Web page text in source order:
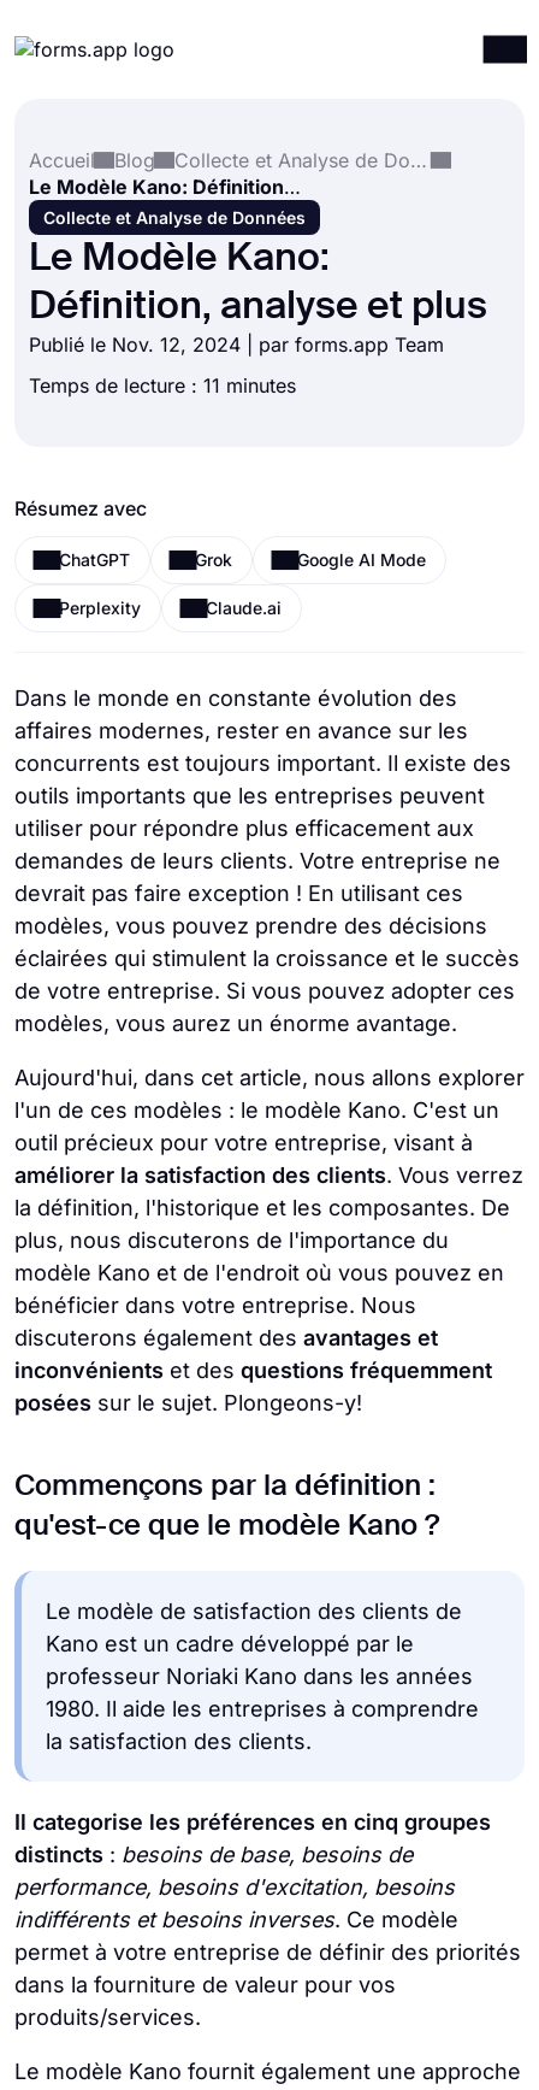
Intégrations
Modèles
Ressources
Tarification
Accueil
Blog
Collecte et Analyse de Données
Le Modèle Kano: Définition, analyse et plus
Collecte et Analyse de Données
Le Modèle Kano:
Définition, analyse et plus
Publié le Nov. 12, 2024 | par forms.app Team
Temps de lecture : 11 minutes
Résumez avec
ChatGPT Grok Google AI Mode
Perplexity Claude.ai
Dans le monde en constante évolution des
affaires modernes, rester en avance sur les
concurrents est toujours important. Il existe des
outils importants que les entreprises peuvent
utiliser pour répondre plus efficacement aux
demandes de leurs clients. Votre entreprise ne
devrait pas faire exception ! En utilisant ces
modèles, vous pouvez prendre des décisions
éclairées qui stimulent la croissance et le succès
de votre entreprise. Si vous pouvez adopter ces
modèles, vous aurez un énorme avantage.
Aujourd'hui, dans cet article, nous allons explorer
l'un de ces modèles : le modèle Kano. C'est un
outil précieux pour votre entreprise, visant à
améliorer la satisfaction des clients. Vous verrez
la définition, l'historique et les composantes. De
plus, nous discuterons de l'importance du
modèle Kano et de l'endroit où vous pouvez en
bénéficier dans votre entreprise. Nous
discuterons également des avantages et
inconvénients et des questions fréquemment
posées sur le sujet. Plongeons-y!
Commençons par la définition :
qu'est-ce que le modèle Kano ?
Le modèle de satisfaction des clients de
Kano est un cadre développé par le
professeur Noriaki Kano dans les années
1980. Il aide les entreprises à comprendre
la satisfaction des clients.
Il categorise les préférences en cinq groupes
distincts : besoins de base, besoins de
performance, besoins d'excitation, besoins
indifférents et besoins inverses. Ce modèle
permet à votre entreprise de définir des priorités
dans la fourniture de valeur pour vos
produits/services.
Le modèle Kano fournit également une approche